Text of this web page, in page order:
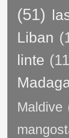
(51)
Liban
linte
Maldive